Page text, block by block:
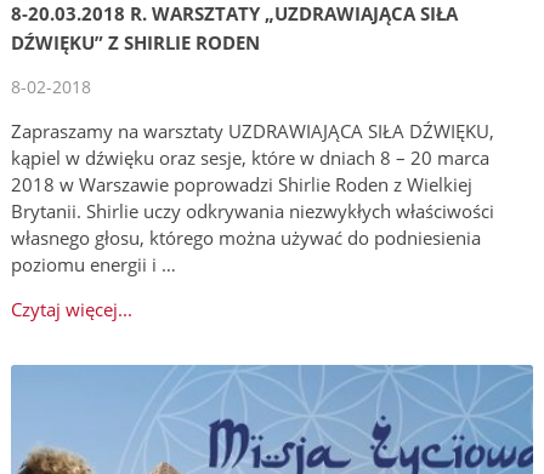
8-20.03.2018 R. WARSZTATY „UZDRAWIAJĄCA SIŁA
DŹWIĘKU” Z SHIRLIE RODEN
8-02-2018
Zapraszamy na warsztaty UZDRAWIAJĄCA SIŁA DŹWIĘKU,
kąpiel w dźwięku oraz sesje, które w dniach 8 – 20 marca
2018 w Warszawie poprowadzi Shirlie Roden z Wielkiej
Brytanii. Shirlie uczy odkrywania niezwykłych właściwości
własnego głosu, którego można używać do podniesienia
poziomu energii i …
Czytaj więcej...